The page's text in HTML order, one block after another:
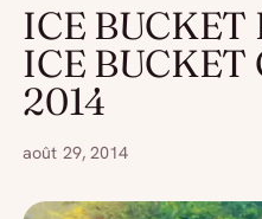
ICE BUCKET
ICE BUCKET
2014
août 29, 2014